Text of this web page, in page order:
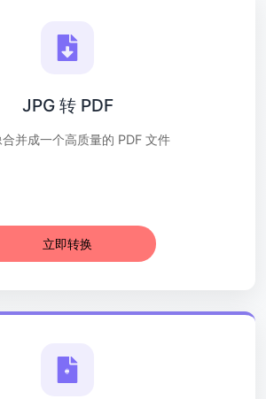
JPG 转 PDF
并成一个高质量的 PDF 文件
立即转换